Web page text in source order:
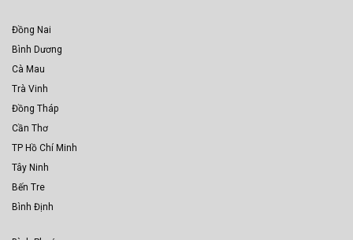
Đồng Nai
Bình Dương
Cà Mau
Trà Vinh
Đồng Tháp
Cần Thơ
TP Hồ Chí Minh
Tây Ninh
Bến Tre
Bình Định